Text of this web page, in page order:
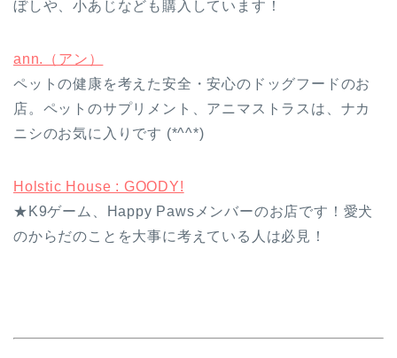
ぼしや、小あじなども購入しています！
ann.（アン）
ペットの健康を考えた安全・安心のドッグフードのお
店。ペットのサプリメント、アニマストラスは、ナカ
ニシのお気に入りです (*^^*)
Holstic House : GOODY!
★K9ゲーム、Happy Pawsメンバーのお店です！愛犬
のからだのことを大事に考えている人は必見！